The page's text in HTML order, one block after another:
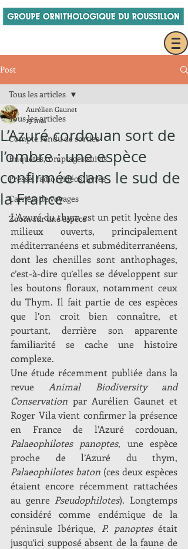
Post
Tous les articles
Compte rendu de sorties
Enquêtes,comptages,suivis
Presse, radio, vidéos, livres
Carnets de voyages
Zoom sur une espèce
Tous les articles
L’Azuré cordouan sort de
l’ombre : une espèce
confirmée dans le sud de
la France
Aurélien Gaunet
19 mai
L’Azuré du thym est un petit lycène des
milieux ouverts, principalement
méditerranéens et subméditerranéens,
dont les chenilles sont anthophages,
c’est-à-dire qu’elles se développent sur
les boutons floraux, notamment ceux
du Thym. Il fait partie de ces espèces
que l’on croit bien connaître, et
pourtant, derrière son apparente
familiarité se cache une histoire
complexe.
Une étude récemment publiée dans la
revue Animal Biodiversity and
Conservation par Aurélien Gaunet et
Roger Vila vient confirmer la présence
Palaeophilotes panoptes, une espèce
Palaeophilotes baton (ces deux espèces
étaient encore récemment rattachées
au genre Pseudophilotes). Longtemps
considéré comme endémique de la
péninsule Ibérique,
P. panoptes était
jusqu’ici supposé absent de la faune de